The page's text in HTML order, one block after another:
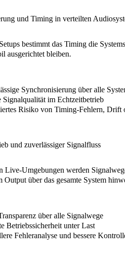
und Timing in verteilten
bestimmt das Timing die
ausgerichtet bleiben.
Synchronisierung über alle
Signalqualität im Echtzeitbetrieb
Risiko von Timing-Fehlern, Drift
und zuverlässiger Signalfluss
Live-Umgebungen werden
Output über das gesamte System
über alle Signalwege
Betriebssicherheit unter Last
Fehleranalyse und bessere